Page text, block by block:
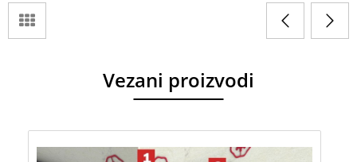
Vezani proizvodi